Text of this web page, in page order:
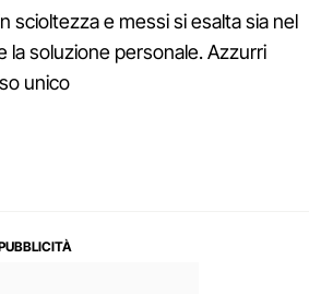
scioltezza e messi si esalta sia nel
la soluzione personale. Azzurri
unico